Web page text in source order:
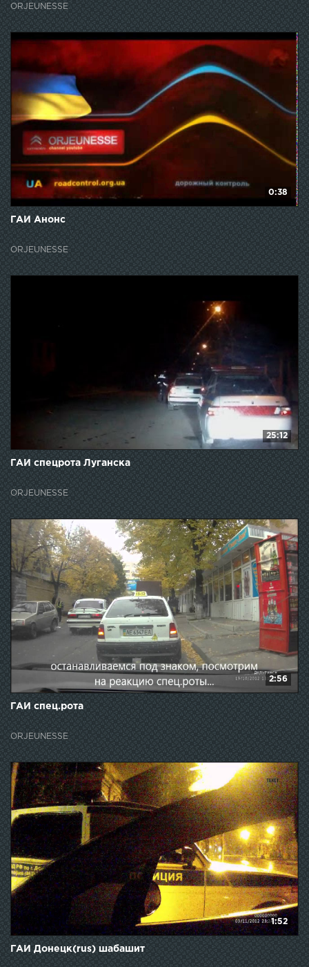
ORJEUNESSE
0:38
ГАИ Анонс
ORJEUNESSE
25:12
ГАИ спецрота Луганска
ORJEUNESSE
2:56
ГАИ спец.рота
ORJEUNESSE
1:52
ГАИ Донецк(rus) шабашит